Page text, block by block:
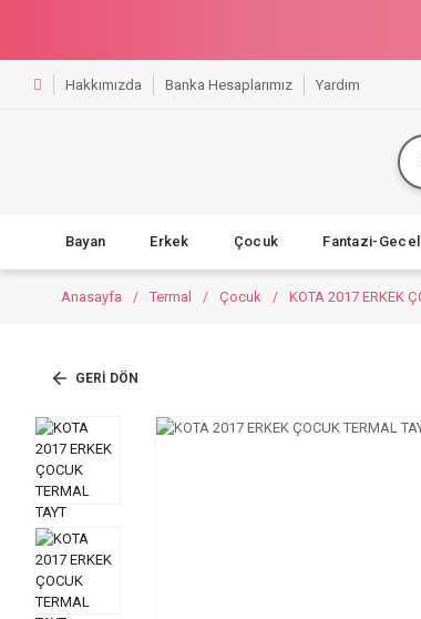
Hakkımızda Banka Hesaplarımız Yardım
Bayan Erkek Çocuk Fantazi-
Anasayfa Termal Çocuk KOTA 2017 ERKEK
GERI DÖN